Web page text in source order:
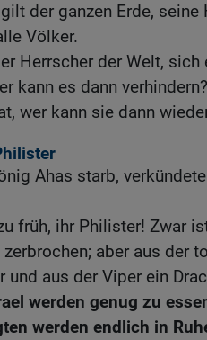
der ganzen Erde, seine
Völker.
Herrscher der Welt, sich
kann es dann
wer kann sie dann
Ahas starb,
früh, ihr Philister! Zwar
aber aus der
und aus der Viper ein
werden genug zu
werden endlich in